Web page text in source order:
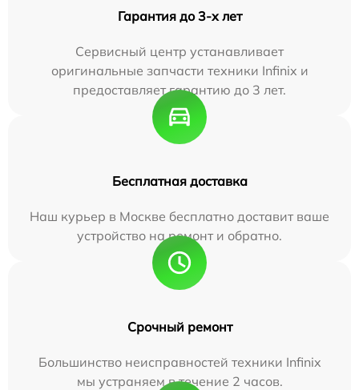
Гарантия до 3-х лет
Сервисный центр устанавливает
оригинальные запчасти техники Infinix и
предоставляет гарантию до 3 лет.
Бесплатная доставка
Наш курьер в Москве бесплатно доставит ваше
устройство на ремонт и обратно.
Срочный ремонт
Большинство неисправностей техники Infinix
мы устраняем в течение 2 часов.